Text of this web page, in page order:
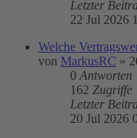
Letzter
22 Jul 2026
Welche
von MarkusRC »
0 Antworten
162 Zugriffe
Letzter
20 Jul 2026